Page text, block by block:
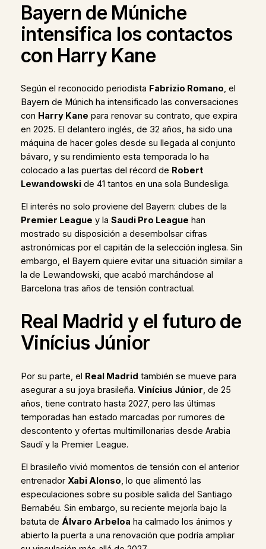
Bayern de Múniche
intensifica los contactos
con Harry Kane
Según el reconocido periodista Fabrizio Romano, el
Bayern de Múnich ha intensificado las conversaciones
con Harry Kane para renovar su contrato, que expira
en 2025. El delantero inglés, de 32 años, ha sido una
máquina de hacer goles desde su llegada al conjunto
bávaro, y su rendimiento esta temporada lo ha
colocado a las puertas del récord de Robert
Lewandowskide 41 tantos en una sola Bundesliga.
El interés no solo proviene del Bayern: clubes de la
Premier League y la Saudi Pro League han
mostrado su disposición a desembolsar cifras
astronómicas por el capitán de la selección inglesa. Sin
embargo, el Bayern quiere evitar una situación similar a
la de Lewandowski, que acabó marchándose al
Barcelona tras años de tensión contractual.
Real Madrid y el futuro de
Vinícius Júnior
Por su parte, el Real Madrid también se mueve para
asegurar a su joya brasileña. Vinícius Júnior, de 25
años, tiene contrato hasta 2027, pero las últimas
temporadas han estado marcadas por rumores de
descontento y ofertas multimillonarias desde Arabia
Saudí y la Premier League.
El brasileño vivió momentos de tensión con el anterior
entrenador Xabi Alonso , lo que alimentó las
especulaciones sobre su posible salida del Santiago
Bernabéu. Sin embargo, su reciente mejoría bajo la
batuta de Álvaro Arbeloa ha calmado los ánimos y
abierto la puerta a una renovación que podría ampliar